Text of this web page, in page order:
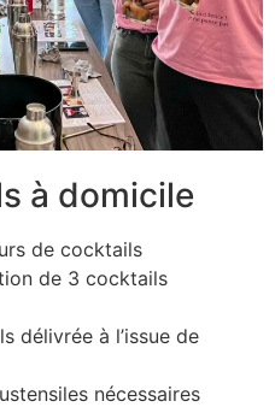
à domicile
de cocktails
de 3 cocktails
délivrée à l’issue de
nécessaires